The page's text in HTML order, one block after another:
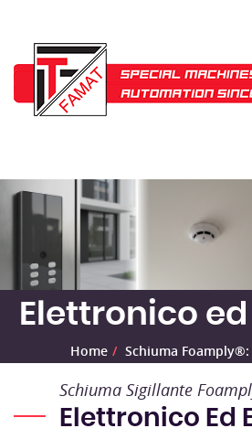
Elettronico
Home Schiuma Foamply®:
Schiuma Sigillante
Elettronico Ed